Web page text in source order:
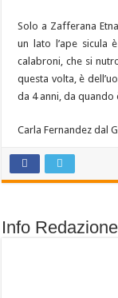
Solo a Zafferana
un lato l’ape sicula
calabroni, che si
questa volta, è
da 4 anni, da quando
Carla Fernandez dal
Info Redazione